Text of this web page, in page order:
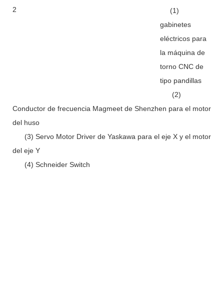
(1)
gabinetes
eléctricos para
la máquina de
torno CNC de
tipo pandillas
(2)
Conductor de frecuencia Magmeet de Shenzhen para el motor
del huso
(3) Servo Motor Driver de Yaskawa para el eje X y el motor
del eje Y
(4) Schneider Switch